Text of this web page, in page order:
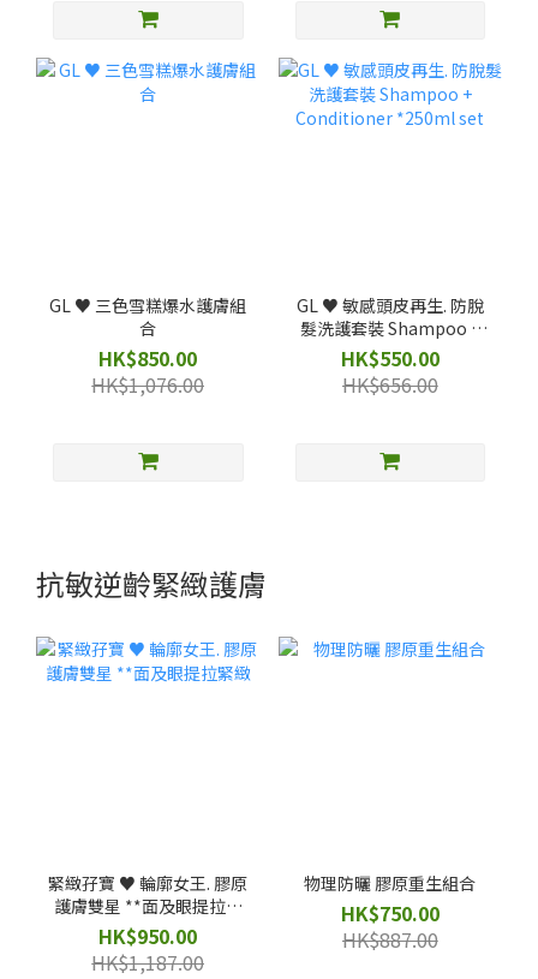
GL ♥️ 三色雪糕爆水護膚組
合
HK$850.00
HK$1,076.00
GL ♥️ 敏感頭皮再生. 防脫
髮洗護套裝 Shampoo +
Conditioner *250ml set
HK$550.00
HK$656.00
抗敏逆齡緊緻護膚
緊緻孖寶 ♥️ 輪廓女王. 膠原
護膚雙星 **面及眼提拉緊
緻
HK$950.00
HK$1,187.00
物理防曬 膠原重生組合
HK$750.00
HK$887.00